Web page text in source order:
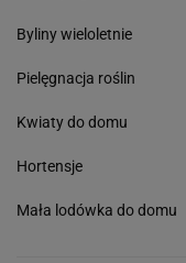
Byliny wieloletnie
Pielęgnacja roślin
Kwiaty do domu
Hortensje
Mała lodówka do domu